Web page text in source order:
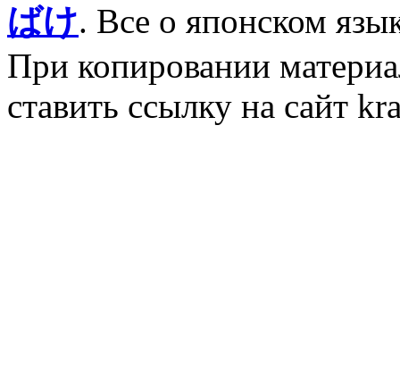
ばけ. Все о японском
При копировании
ставить ссылку на сайт